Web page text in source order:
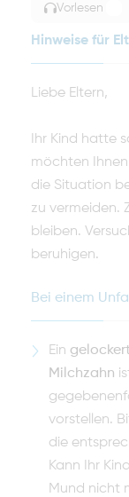
Vorlesen
Hinweise für
Liebe Eltern,
Ihr Kind hatte
möchten
die Situation
zu vermeiden.
bleiben.
beruhigen.
Bei einem
Ein
Milchzahn
vorstellen.
die
Kann Ihr
Mund nicht